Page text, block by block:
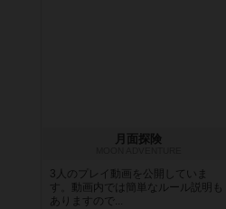
月面探険
3人のプレイ動画を公開していま
す。動画内では簡単なルール説明も
ありますので...